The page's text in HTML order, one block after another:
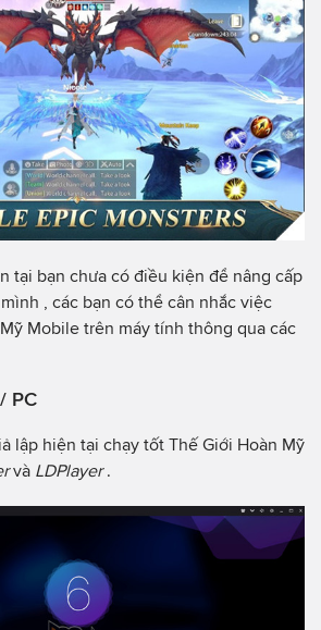
tại bạn chưa có điều kiện để nâng cấp
, các bạn có thể cân nhắc việc
Mobile trên máy tính thông qua các
PC
lập hiện tại chạy tốt Thế Giới Hoàn Mỹ
và LDPlayer.